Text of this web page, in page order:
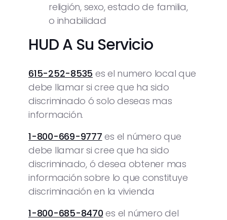
religión, sexo, estado de familia,
o inhabilidad
HUD A Su Servicio
615-252-8535 es el numero local que
debe llamar si cree que ha sido
discriminado ó solo deseas mas
información.
1-800-669-9777 es el número que
debe llamar si cree que ha sido
discriminado, ó desea obtener mas
información sobre lo que constituye
discriminación en la vivienda
1-800-685-8470 es el número del